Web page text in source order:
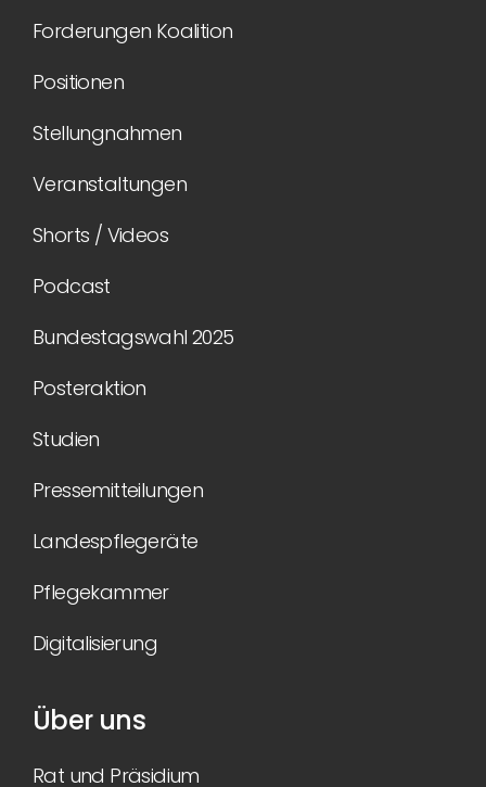
Forderungen Koalition
Positionen
Stellungnahmen
Veranstaltungen
Shorts / Videos
Podcast
Bundestagswahl 2025
Posteraktion
Studien
Pressemitteilungen
Landespflegeräte
Pflegekammer
Digitalisierung
Über uns
Rat und Präsidium